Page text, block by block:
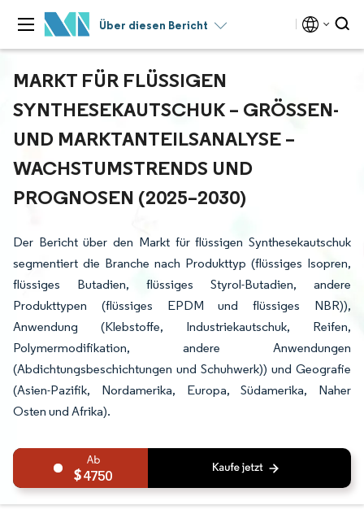
Über diesen Bericht
MARKT FÜR FLÜSSIGEN
SYNTHESEKAUTSCHUK – GRÖSSEN- U
ND MARKTANTEILSANALYSE – W
ACHSTUMSTRENDS UND P
ROGNOSEN (2025–2030)
Der Bericht über den Markt für flüssigen Synthesekautschuk
segmentiert die Branche nach Produkttyp (flüssiges Isopren,
flüssiges Butadien, flüssiges Styrol-Butadien, andere
Produkttypen (flüssiges EPDM und flüssiges NBR)),
Anwendung (Klebstoffe, Industriekautschuk, Reifen,
Polymermodifikation, andere Anwendungen
(Abdichtungsbeschichtungen und Schuhwerk)) und Geografie
(Asien-Pazifik, Nordamerika, Europa, Südamerika, Naher
Osten und Afrika).
4750